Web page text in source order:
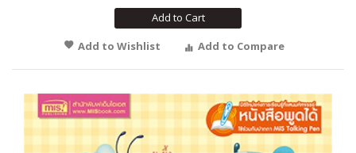
Add to Cart
Add to Wishlist
Add to Compare